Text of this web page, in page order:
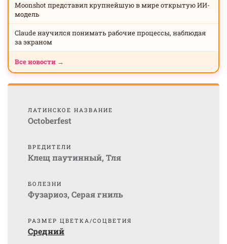
Moonshot представил крупнейшую в мире открытую ИИ-
модель
Claude научился понимать рабочие процессы, наблюдая
за экраном
Все новости →
ЛАТИНСКОЕ НАЗВАНИЕ
Octoberfest
ВРЕДИТЕЛИ
Клещ паутинный, Тля
БОЛЕЗНИ
Фузариоз, Серая гниль
РАЗМЕР ЦВЕТКА/СОЦВЕТИЯ
Средний